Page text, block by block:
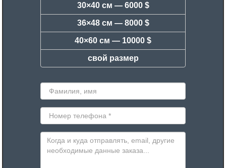
30×40 см — 6000 $
36×48 см — 8000 $
40×60 см — 10000 $
свой размер